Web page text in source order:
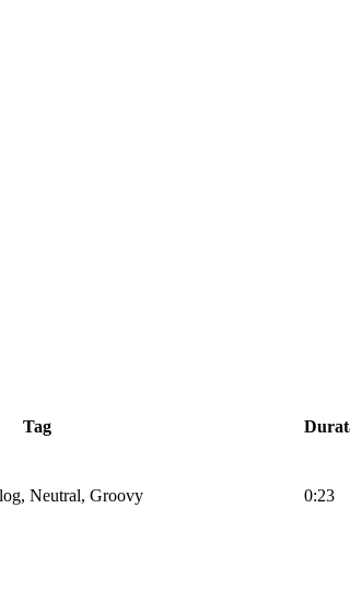
Tag
Neutral, Groovy 0:23